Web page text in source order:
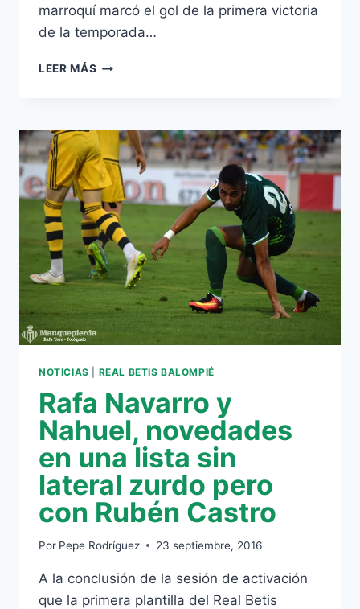
marroquí marcó el gol de la primera victoria
de la temporada…
LEER MÁS ÁLEX
NESYRI
NOTICIAS REAL BETIS BALOMPIÉ
Rafa Navarro y
Nahuel, novedades
en una lista sin
lateral zurdo pero
con Rubén Castro
Por Pepe Rodríguez 23 septiembre, 2016
A la conclusión de la sesión de activación
que la primera plantilla del Real Betis